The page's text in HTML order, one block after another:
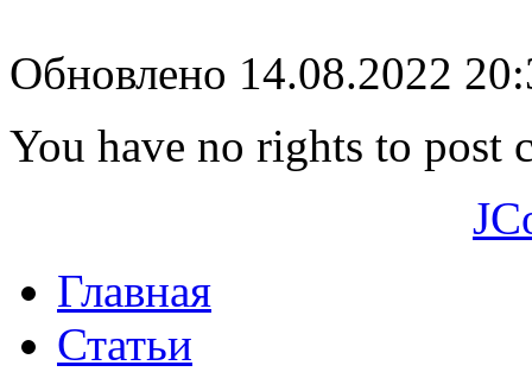
Обновлено 14.08.2022
You have no rights to post
Главная
Статьи